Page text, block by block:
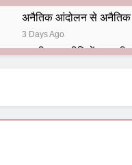
अनैतिक आंदोलन से अनैतिक
3 Days Ago
हरियाणा सरकार के बाबा